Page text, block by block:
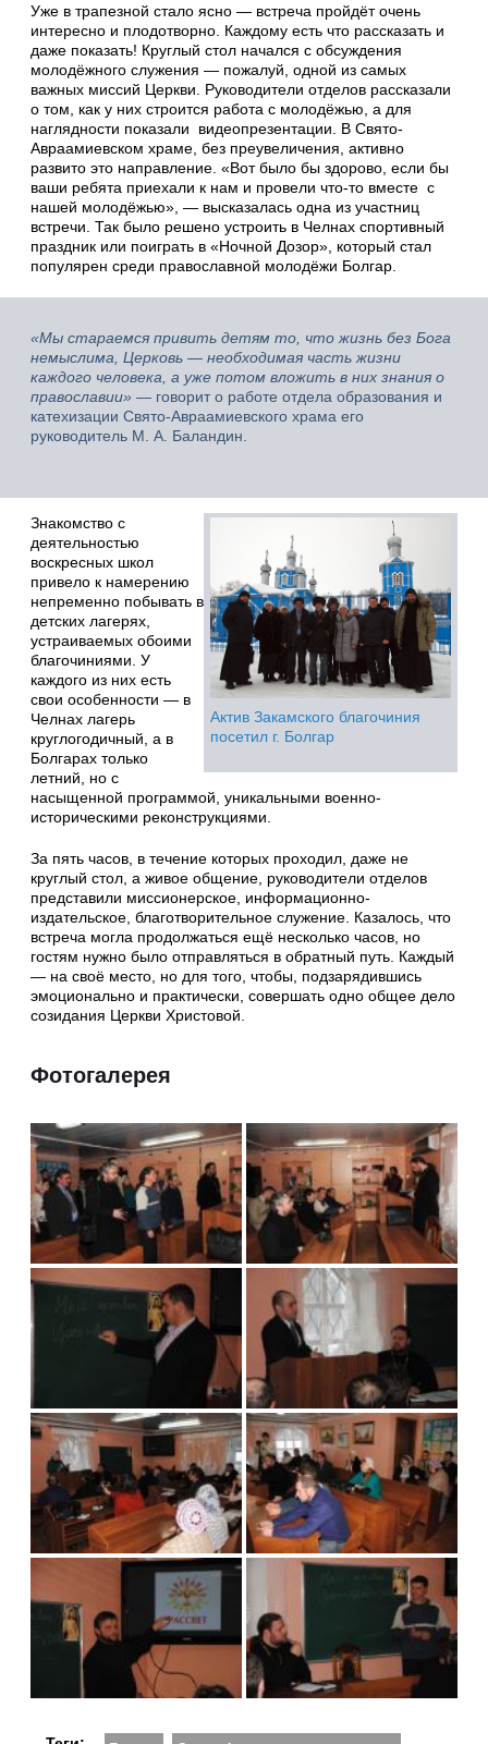
Уже в трапезной стало ясно — встреча пройдёт очень
интересно и плодотворно. Каждому есть что рассказать и
даже показать! Круглый стол начался с обсуждения
молодёжного служения — пожалуй, одной из самых
важных миссий Церкви. Руководители отделов рассказали
о том, как у них строится работа с молодёжью, а для
наглядности показали видеопрезентации. В Свято-
Авраамиевском храме, без преувеличения, активно
развито это направление. «Вот было бы здорово, если бы
ваши ребята приехали к нам и провели что-то вместе с
нашей молодёжью», — высказалась одна из участниц
встречи. Так было решено устроить в Челнах спортивный
праздник или поиграть в «Ночной Дозор», который стал
популярен среди православной молодёжи Болгар.
«Мы стараемся привить детям то, что жизнь без Бога
немыслима, Церковь — необходимая часть жизни
каждого человека, а уже потом вложить в них знания о
православии» — говорит о работе отдела образования и
катехизации Свято-Авраамиевского храма его
руководитель М. А. Баландин.
Актив Закамского благочиния
посетил г. Болгар
Знакомство с
деятельностью
воскресных школ
привело к намерению
непременно побывать в
детских лагерях,
устраиваемых обоими
благочиниями. У
каждого из них есть
свои особенности — в
Челнах лагерь
круглогодичный, а в
Болгарах только
летний, но с
насыщенной программой, уникальными военно-
историческими реконструкциями.
За пять часов, в течение которых проходил, даже не
круглый стол, а живое общение, руководители отделов
представили миссионерское, информационно-
издательское, благотворительное служение. Казалось, что
встреча могла продолжаться ещё несколько часов, но
гостям нужно было отправляться в обратный путь. Каждый
— на своё место, но для того, чтобы, подзарядившись
эмоционально и практически, совершать одно общее дело
созидания Церкви Христовой.
Фотогалерея